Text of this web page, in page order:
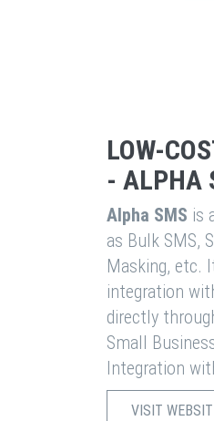
LOW-
- ALPHA
Alpha SMS is
as Bulk SMS,
Masking, etc.
integration
directly
Small
Integration
VISIT